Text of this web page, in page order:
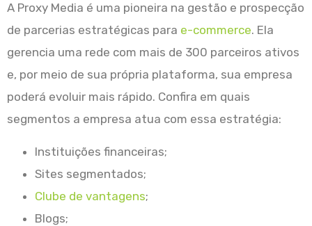
A Proxy Media é uma pioneira na gestão e prospecção
de parcerias estratégicas para e-commerce. Ela
gerencia uma rede com mais de 300 parceiros ativos
e, por meio de sua própria plataforma, sua empresa
poderá evoluir mais rápido. Confira em quais
segmentos a empresa atua com essa estratégia:
Instituições financeiras;
Sites segmentados;
Clube de vantagens;
Blogs;